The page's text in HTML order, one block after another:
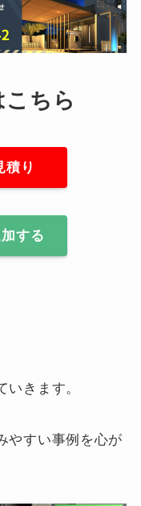
ちら
積り
する
きます。
やすい事例を心が